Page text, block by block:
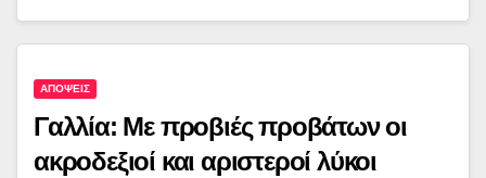
ΑΠΟΨΕΙΣ
Γαλλία: Με προβιές προβάτων οι
ακροδεξιοί και αριστεροί λύκοι